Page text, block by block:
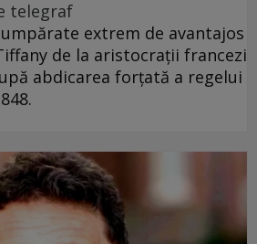
telegraf
extrem de avantajos
de la aristocrații francezi
abdicarea forțată a regelui